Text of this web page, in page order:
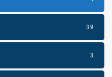
39
3